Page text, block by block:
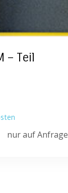
– Teil
nur auf Anfrage